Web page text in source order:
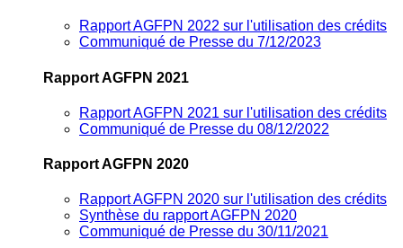
Rapport AGFPN 2022 sur l'utilisation des crédits
Communiqué de Presse du 7/12/2023
Rapport AGFPN 2021
Rapport AGFPN 2021 sur l'utilisation des crédits
Communiqué de Presse du 08/12/2022
Rapport AGFPN 2020
Rapport AGFPN 2020 sur l'utilisation des crédits
Synthèse du rapport AGFPN 2020
Communiqué de Presse du 30/11/2021